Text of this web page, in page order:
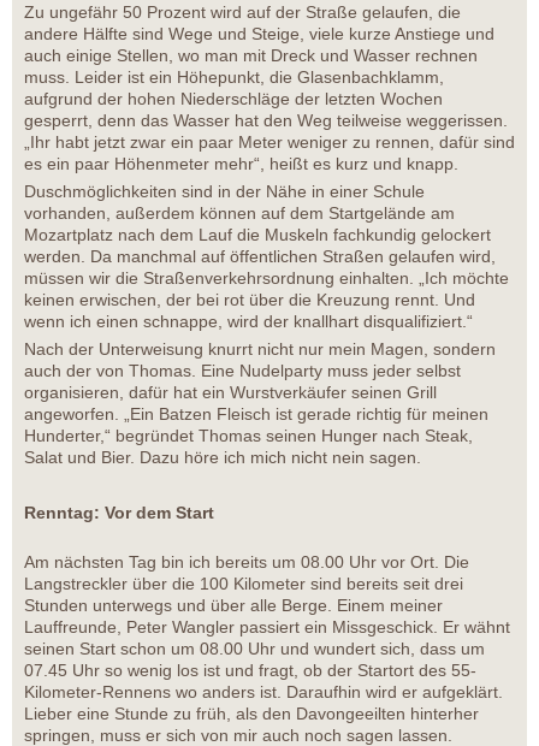
Zu ungefähr 50 Prozent wird auf der Straße gelaufen, die
andere Hälfte sind Wege und Steige, viele kurze Anstiege und
auch einige Stellen, wo man mit Dreck und Wasser rechnen
muss. Leider ist ein Höhepunkt, die Glasenbachklamm,
aufgrund der hohen Niederschläge der letzten Wochen
gesperrt, denn das Wasser hat den Weg teilweise weggerissen.
„Ihr habt jetzt zwar ein paar Meter weniger zu rennen, dafür sind
es ein paar Höhenmeter mehr“, heißt es kurz und knapp.
Duschmöglichkeiten sind in der Nähe in einer Schule
vorhanden, außerdem können auf dem Startgelände am
Mozartplatz nach dem Lauf die Muskeln fachkundig gelockert
werden. Da manchmal auf öffentlichen Straßen gelaufen wird,
müssen wir die Straßenverkehrsordnung einhalten. „Ich möchte
keinen erwischen, der bei rot über die Kreuzung rennt. Und
wenn ich einen schnappe, wird der knallhart disqualifiziert.“
Nach der Unterweisung knurrt nicht nur mein Magen, sondern
auch der von Thomas. Eine Nudelparty muss jeder selbst
organisieren, dafür hat ein Wurstverkäufer seinen Grill
angeworfen. „Ein Batzen Fleisch ist gerade richtig für meinen
Hunderter,“ begründet Thomas seinen Hunger nach Steak,
Salat und Bier. Dazu höre ich mich nicht nein sagen.
Renntag: Vor dem Start
Am nächsten Tag bin ich bereits um 08.00 Uhr vor Ort. Die
Langstreckler über die 100 Kilometer sind bereits seit drei
Stunden unterwegs und über alle Berge. Einem meiner
Lauffreunde, Peter Wangler passiert ein Missgeschick. Er wähnt
seinen Start schon um 08.00 Uhr und wundert sich, dass um
07.45 Uhr so wenig los ist und fragt, ob der Startort des 55-
Kilometer-Rennens wo anders ist. Daraufhin wird er aufgeklärt.
Lieber eine Stunde zu früh, als den Davongeeilten hinterher
springen, muss er sich von mir auch noch sagen lassen.